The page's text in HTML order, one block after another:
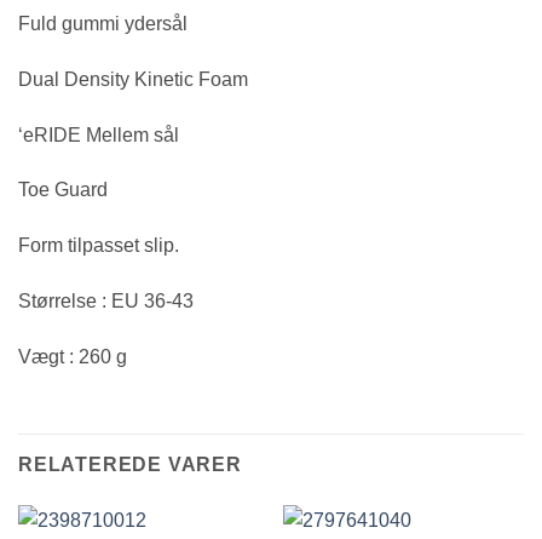
Fuld gummi ydersål
Dual Density Kinetic Foam
‘eRIDE Mellem sål
Toe Guard
Form tilpasset slip.
Størrelse : EU 36-43
Vægt : 260 g
RELATEREDE VARER